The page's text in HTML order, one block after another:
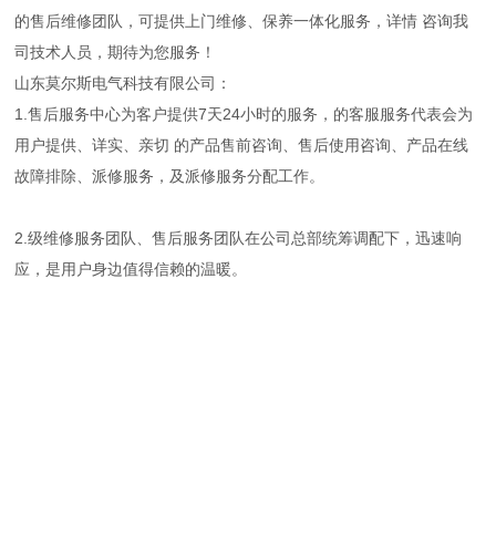
的售后维修团队，可提供上门维修、保养一体化服务，详情 咨询我
司技术人员，期待为您服务！
山东莫尔斯电气科技有限公司：
1.售后服务中心为客户提供7天24小时的服务，的客服服务代表会为
用户提供、详实、亲切 的产品售前咨询、售后使用咨询、产品在线
故障排除、派修服务，及派修服务分配工作。
2.级维修服务团队、售后服务团队在公司总部统筹调配下，迅速响
应，是用户身边值得信赖的温暖。